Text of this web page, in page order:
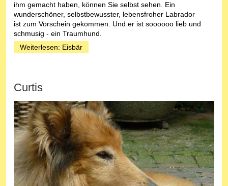
ihm gemacht haben, können Sie selbst sehen. Ein
wunderschöner, selbstbewusster, lebensfroher Labrador
ist zum Vorschein gekommen. Und er ist soooooo lieb und
schmusig - ein Traumhund.
Weiterlesen: Eisbär
Curtis